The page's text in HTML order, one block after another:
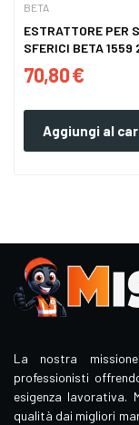
BETA
ESTRATTORE PER
SFERICI BETA 1559
70,80 €
Aggiungi al
La nostra
professionisti
esigenza lavorativa.
qualità dai migliori